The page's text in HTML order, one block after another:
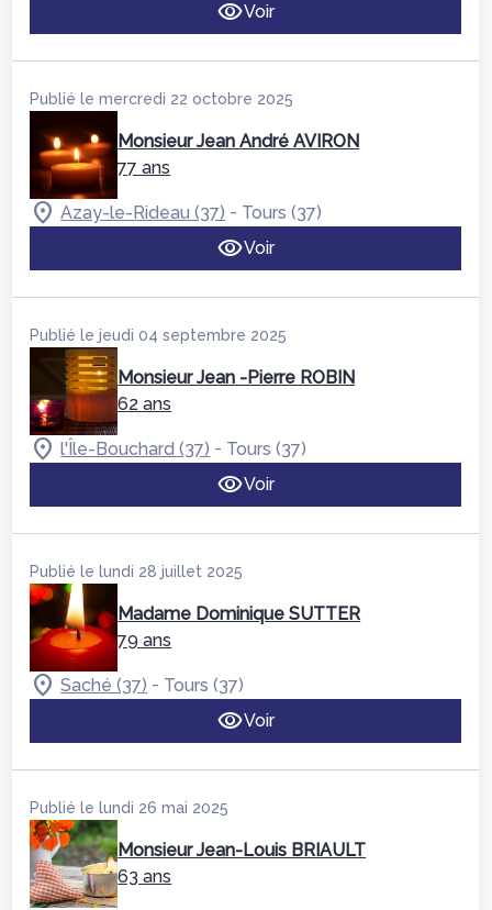
Voir
Publié le mercredi 22 octobre 2025
Monsieur Jean André AVIRON
77 ans
Azay-le-Rideau (37) - Tours (37)
Voir
Publié le jeudi 04 septembre 2025
Monsieur Jean -Pierre ROBIN
62 ans
l'Île-Bouchard (37) - Tours (37)
Voir
Publié le lundi 28 juillet 2025
Madame Dominique SUTTER
79 ans
Saché (37) - Tours (37)
Voir
Publié le lundi 26 mai 2025
Monsieur Jean-Louis BRIAULT
63 ans